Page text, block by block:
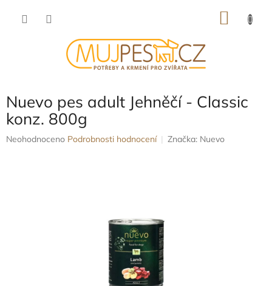
Nuevo pes adult Jehněčí - Classic
konz. 800g
Průměrné
Neohodnoceno Podrobnosti hodnocení Značka: Nuevo